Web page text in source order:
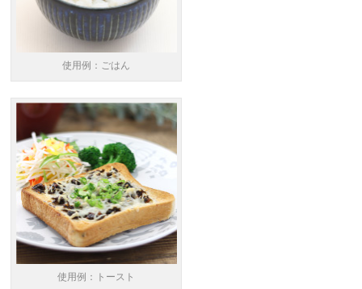
使用例：ごはん
使用例：トースト